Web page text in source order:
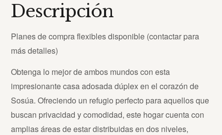
Descripción
Planes de compra flexibles disponible (contactar para
más detalles)
Obtenga lo mejor de ambos mundos con esta
impresionante casa adosada dúplex en el corazón de
Sosúa. Ofreciendo un refugio perfecto para aquellos que
buscan privacidad y comodidad, este hogar cuenta con
amplias áreas de estar distribuidas en dos niveles,